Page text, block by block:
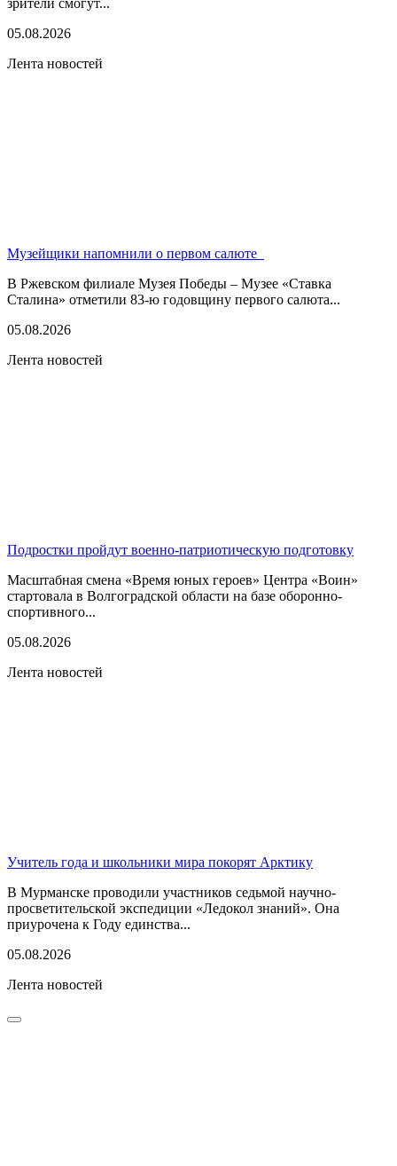
05.08.2026
Лента новостей
Музейщики напомнили о первом салюте
В Ржевском филиале Музея Победы – Музее «Ставка
Сталина» отметили 83-ю годовщину первого салюта...
05.08.2026
Лента новостей
Подростки пройдут военно-патриотическую подготовку
Масштабная смена «Время юных героев» Центра «Воин»
стартовала в Волгоградской области на базе оборонно-
спортивного...
05.08.2026
Лента новостей
Учитель года и школьники мира покорят Арктику
В Мурманске проводили участников седьмой научно-
просветительской экспедиции «Ледокол знаний». Она
приурочена к Году единства...
05.08.2026
Лента новостей